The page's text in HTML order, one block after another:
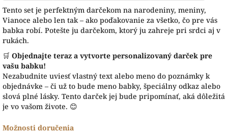
Tento set je perfektným darčekom na narodeniny, meniny,
Vianoce alebo len tak – ako poďakovanie za všetko, čo pre vás
babka robí. Potešte ju darčekom, ktorý ju zahreje pri srdci aj v
rukách.
🛒 Objednajte teraz a vytvorte personalizovaný darček pre
vašu babku!
Nezabudnite uviesť vlastný text alebo meno do poznámky k
objednávke – či už to bude meno babky, špeciálny odkaz alebo
slová plné lásky. Tento darček jej bude pripomínať, aká dôležitá
je vo vašom živote. 😊
Možnosti doručenia